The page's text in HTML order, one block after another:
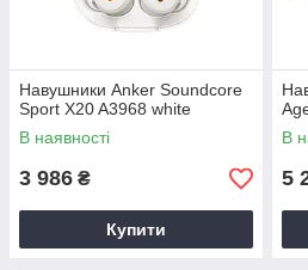
Навушники Anker Soundcore
Sport X20 A3968 white
В наявності
3 986 ₴
Купити
В
5